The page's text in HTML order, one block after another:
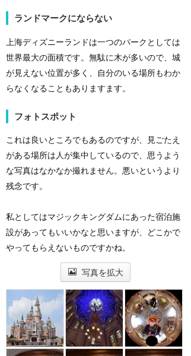
ランドマークにならない
上海ディズニーランドは一つのパークとしては
世界最大の面積です。無駄に木が多いので、城
が見えない位置が多く、自分のいる場所もわか
らなくなることもありますます。
フォトスポット
これは良いところでもあるのですが、見ごたえ
がある場所は人が集中しているので、思うよう
な写真はなかなか撮れません。悪いというより
残念です。
私としてはマジックキングダムにあった宿泊施
設があってもいいかなと思いますが、どこかで
やってもらえないものですかね。
写真を拡大